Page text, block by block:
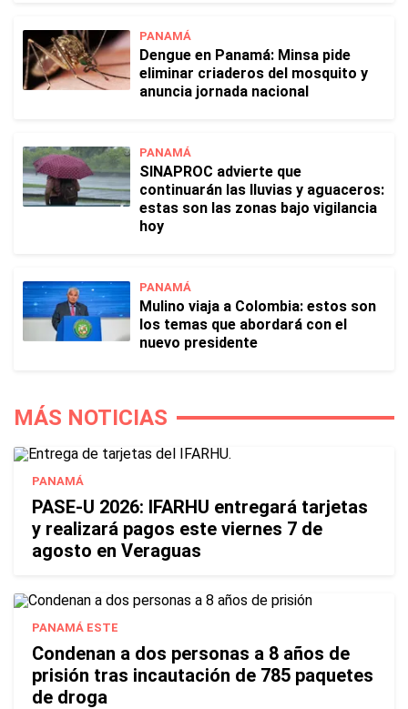
PANAMÁ
Dengue en Panamá: Minsa pide
eliminar criaderos del mosquito y
anuncia jornada nacional
PANAMÁ
SINAPROC advierte que
continuarán las lluvias y aguaceros:
estas son las zonas bajo vigilancia
hoy
PANAMÁ
Mulino viaja a Colombia: estos son
los temas que abordará con el
nuevo presidente
MÁS NOTICIAS
PANAMÁ
PASE-U 2026: IFARHU entregará tarjetas
y realizará pagos este viernes 7 de
agosto en Veraguas
PANAMÁ ESTE
Condenan a dos personas a 8 años de
prisión tras incautación de 785 paquetes
de droga